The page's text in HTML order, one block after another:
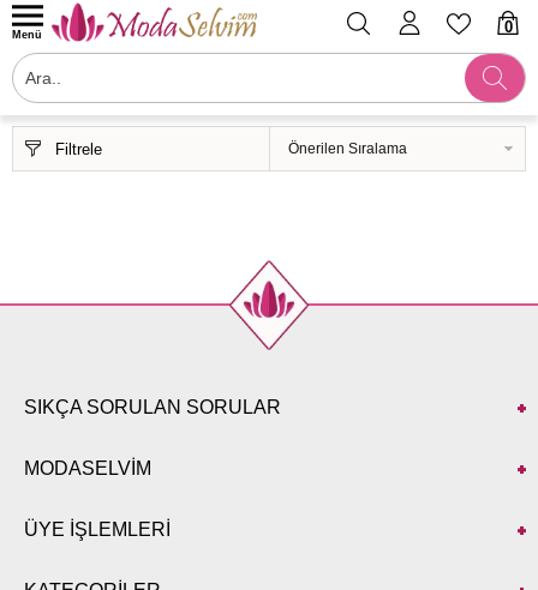
0
Menü
Filtrele
SIKÇA SORULAN SORULAR
MODASELVİM
ÜYE İŞLEMLERİ